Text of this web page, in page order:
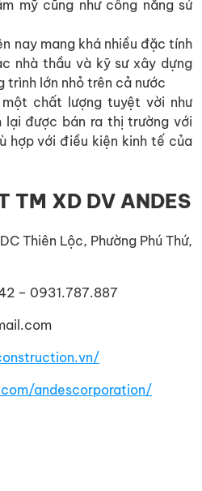
mỹ cũng như công năng sử
nay mang khá nhiều đặc tính
nhà thầu và kỹ sư xây dựng
trình lớn nhỏ trên cả nước
chất lượng tuyệt vời như
lại được bán ra thị trường với
hợp với điều kiện kinh tế của
TM XD DV ANDES
Thiên Lộc, Phường Phú Thứ,
– 0931.787.887
andescorporation/